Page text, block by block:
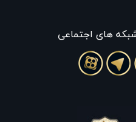
های اجتماعی